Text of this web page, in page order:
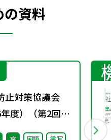
の資料
止対策協議会
年度）（第2回）